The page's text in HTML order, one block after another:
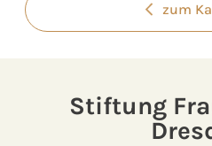
zum
Stiftung